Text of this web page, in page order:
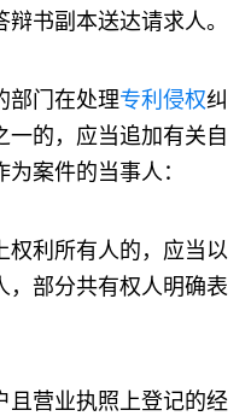
书副本送达请求人。
部门在处理专利 侵权纠
的，应当追加有关自
案件的当事人：
权利所有人的，应当以
，部分共有权人明确表
且营业执照上登记的经